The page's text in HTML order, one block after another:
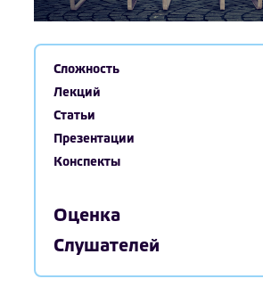
Сложность
Лекций
Статьи
Презентации
Конспекты
Оценка
Слушателей